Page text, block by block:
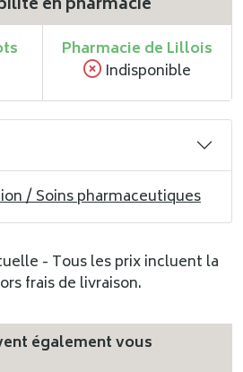
Pharmacie de Lillois
Indisponible
/ Soins pharmaceutiques
- Tous les prix incluent la
frais de livraison.
également vous